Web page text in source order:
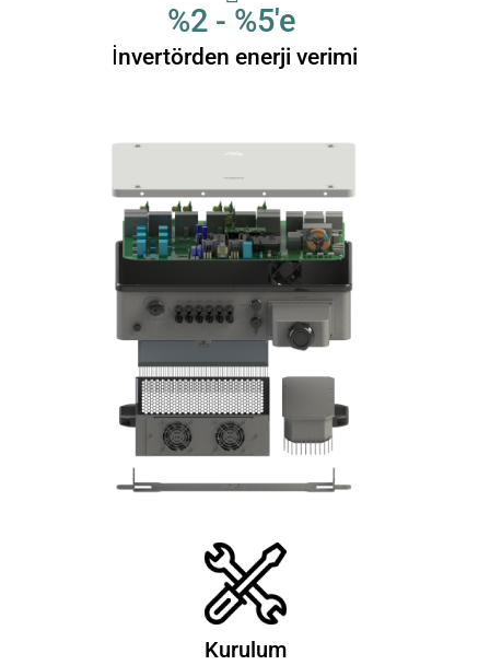
%2 - %5'e
İnvertörden enerji verimi
Kurulum